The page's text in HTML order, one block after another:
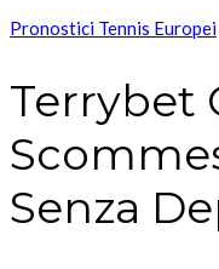
Pronostici Tennis Europei
Terrybet
Senza